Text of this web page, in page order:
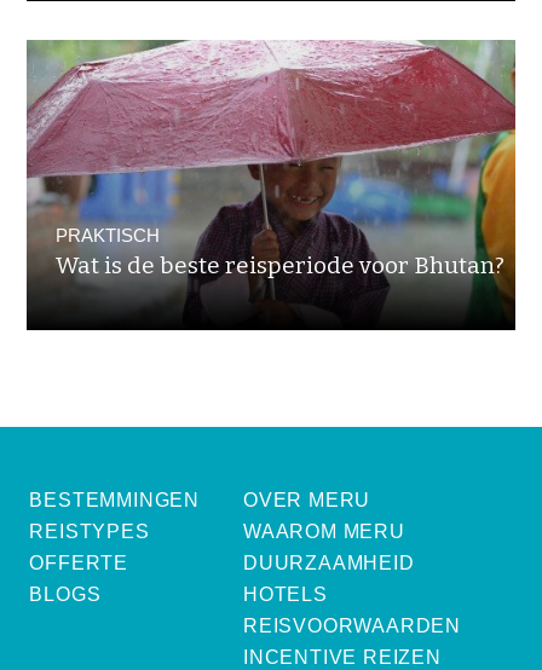
PRAKTISCH
Wat is de beste reisperiode voor Bhutan?
BESTEMMINGEN
REISTYPES
OFFERTE
BLOGS
OVER MERU
WAAROM MERU
DUURZAAMHEID
HOTELS
REISVOORWAARDEN
INCENTIVE REIZEN